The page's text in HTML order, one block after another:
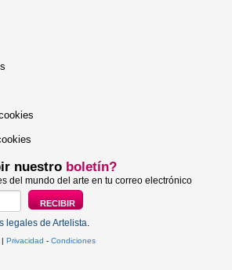
nuestro boletín?
del mundo del arte en tu correo electrónico
legales de Artelista.
| Privacidad - Condiciones